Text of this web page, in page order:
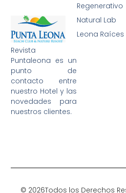
Revista
Puntaleona es un
punto de
contacto entre
nuestro Hotel y las
novedades para
nuestros clientes.
Regenerativo
Natural Lab
Leona Raíces
© 2026Todos los Derechos